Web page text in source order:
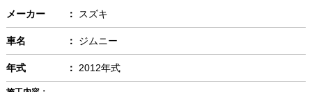
メーカー ： スズキ
車名 ： ジムニー
年式 ： 2012年式